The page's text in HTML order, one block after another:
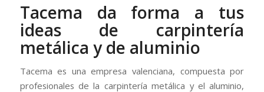
Tacema da forma a tus
ideas de carpintería
metálica y de aluminio
Tacema es una empresa valenciana, compuesta por
profesionales de la carpintería metálica y el aluminio,